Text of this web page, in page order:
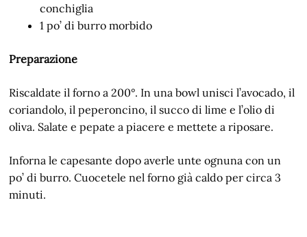
conchiglia
1 po’ di burro morbido
Preparazione
Riscaldate il forno a 200°. In una bowl unisci l’avocado, il
coriandolo, il peperoncino, il succo di lime e l’olio di
oliva. Salate e pepate a piacere e mettete a riposare.
Inforna le capesante dopo averle unte ognuna con un
po’ di burro. Cuocetele nel forno già caldo per circa 3
minuti.